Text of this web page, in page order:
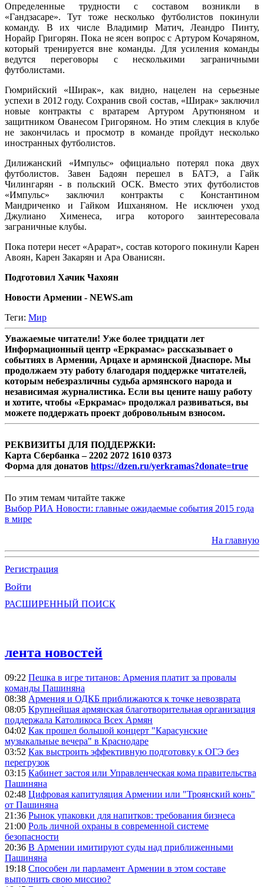
Определенные трудности с составом возникли в
«Гандзасаре». Тут тоже несколько футболистов покинули
команду. В их числе Владимир Матич, Леандро Пинту,
Норайр Григорян. Пока не ясен вопрос с Артуром Кочаряном,
который тренируется вне команды. Для усиления команды
ведутся переговоры с несколькими заграничными
футболистами.
Гюмрийский «Ширак», как видно, нацелен на серьезные
успехи в 2012 году. Сохранив свой состав, «Ширак» заключил
новые контракты с вратарем Артуром Арутюняном и
защитником Ованесом Григоряном. Но этим слекция в клубе
не закончилась и просмотр в команде пройдут несколько
иностранных футболистов.
Дилижанский «Импульс» официально потерял пока двух
футболистов. Завен Бадоян перешел в БАТЭ, а Гайк
Чилингарян - в польский ОСК. Вместо этих футболистов
«Импульс» заключил контракты с Константином
Мандриченко и Гайком Ишханяном. Не исключен уход
Джулиано Хименеса, игра которого заинтересовала
заграничные клубы.
Пока потери несет «Арарат», состав которого покинули Карен
Авоян, Карен Закарян и Ара Ованисян.
Подготовил Хачик Чахоян
Новости Армении - NEWS.am
Теги: Мир
Уважаемые читатели! Уже более тридцати лет
Информационный центр «Еркрамас» рассказывает о
событиях в Армении, Арцахе и армянской Диаспоре. Мы
продолжаем эту работу благодаря поддержке читателей,
которым небезразличны судьба армянского народа и
независимая журналистика. Если вы цените нашу работу
и хотите, чтобы «Еркрамас» продолжал развиваться, вы
можете поддержать проект добровольным взносом.
РЕКВИЗИТЫ ДЛЯ ПОДДЕРЖКИ:
Карта Сбербанка – 2202 2072 1610 0373
Форма для донатов https://dzen.ru/yerkramas?donate=true
По этим темам читайте также
Выбор РИА Новости: главные ожидаемые события 2015 года
в мире
На главную
Регистрация
Войти
РАСШИРЕННЫЙ ПОИСК
лента новостей
09:22 Пешка в игре титанов: Армения платит за провалы
команды Пашиняна
08:38 Армения и ОДКБ приближаются к точке невозврата
08:05 Крупнейшая армянская благотворительная организация
поддержала Католикоса Всех Армян
04:02 Как прошел большой концерт "Карасунские
музыкальные вечера" в Краснодаре
03:52 Как выстроить эффективную подготовку к ОГЭ без
перегрузок
03:15 Кабинет застоя или Управленческая кома правительства
Пашиняна
02:48 Цифровая капитуляция Армении или "Троянский конь"
от Пашиняна
21:36 Рынок упаковки для напитков: требования бизнеса
21:00 Роль личной охраны в современной системе
безопасности
20:36 В Армении имитируют суды над приближенными
Пашиняна
19:18 Способен ли парламент Армении в этом составе
выполнить свою миссию?